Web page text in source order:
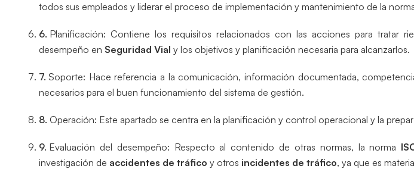
todos sus empleados y liderar el proceso de implementación y mantenimiento de la
Planificación: Contiene los requisitos relacionados con las acciones para tratar
desempeño en Seguridad Vial y los objetivos y planificación necesaria para alcanzarlos.
Soporte: Hace referencia a la comunicación, información documentada,
necesarios para el buen funcionamiento del sistema de gestión.
Operación: Este apartado se centra en la planificación y control operacional y la
Evaluación del desempeño: Respecto al contenido de otras normas, la norma
investigación de accidentes de tráfico y otros incidentes de tráfico, ya que es